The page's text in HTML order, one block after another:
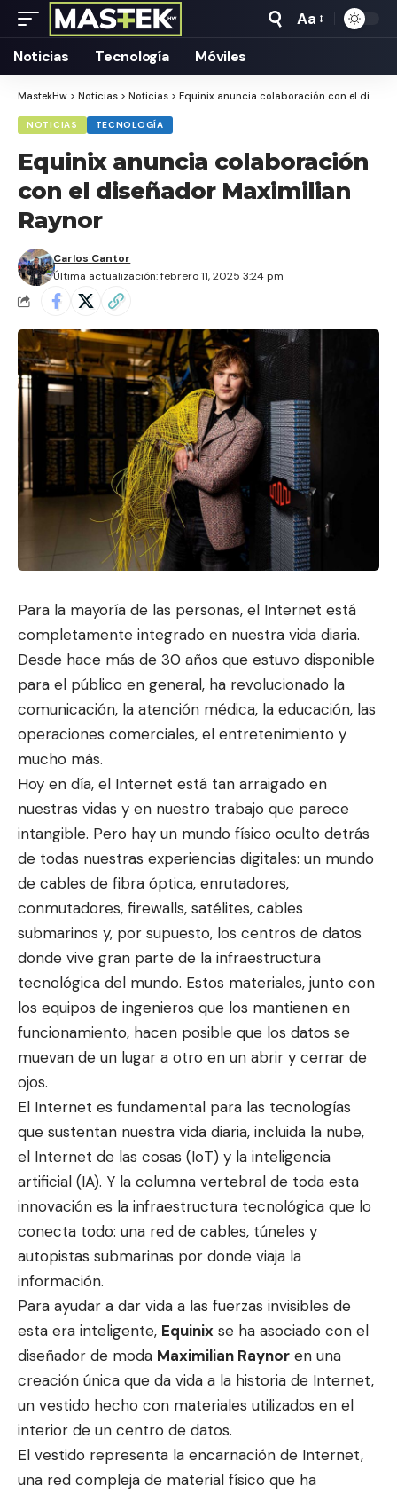
Tamaño
Aa
Noticias Tecnología Móviles
MastekHw > Noticias > Noticias > Equinix anuncia colaboración con el diseñador Maximilian Raynor
NOTICIAS TECNOLOGÍA
Equinix anuncia colaboración
con el diseñador Maximilian
Raynor
Última actualización: febrero 11, 2025 3:24 pm
Carlos Cantor
Para la mayoría de las personas, el Internet está
completamente integrado en nuestra vida diaria.
Desde hace más de 30 años que estuvo disponible
para el público en general, ha revolucionado la
comunicación, la atención médica, la educación, las
operaciones comerciales, el entretenimiento y
mucho más.
Hoy en día, el Internet está tan arraigado en
nuestras vidas y en nuestro trabajo que parece
intangible. Pero hay un mundo físico oculto detrás
de todas nuestras experiencias digitales: un mundo
de cables de fibra óptica, enrutadores,
conmutadores, firewalls, satélites, cables
submarinos y, por supuesto, los centros de datos
donde vive gran parte de la infraestructura
tecnológica del mundo. Estos materiales, junto con
los equipos de ingenieros que los mantienen en
funcionamiento, hacen posible que los datos se
muevan de un lugar a otro en un abrir y cerrar de
ojos.
El Internet es fundamental para las tecnologías
que sustentan nuestra vida diaria, incluida la nube,
el Internet de las cosas (IoT) y la inteligencia
artificial (IA). Y la columna vertebral de toda esta
innovación es la infraestructura tecnológica que lo
conecta todo: una red de cables, túneles y
autopistas submarinas por donde viaja la
información.
Para ayudar a dar vida a las fuerzas invisibles de
esta era inteligente, Equinix se ha asociado con el
diseñador de moda Maximilian Raynor en una
creación única que da vida a la historia de Internet,
un vestido hecho con materiales utilizados en el
interior de un centro de datos.
El vestido representa la encarnación de Internet,
una red compleja de material físico que ha